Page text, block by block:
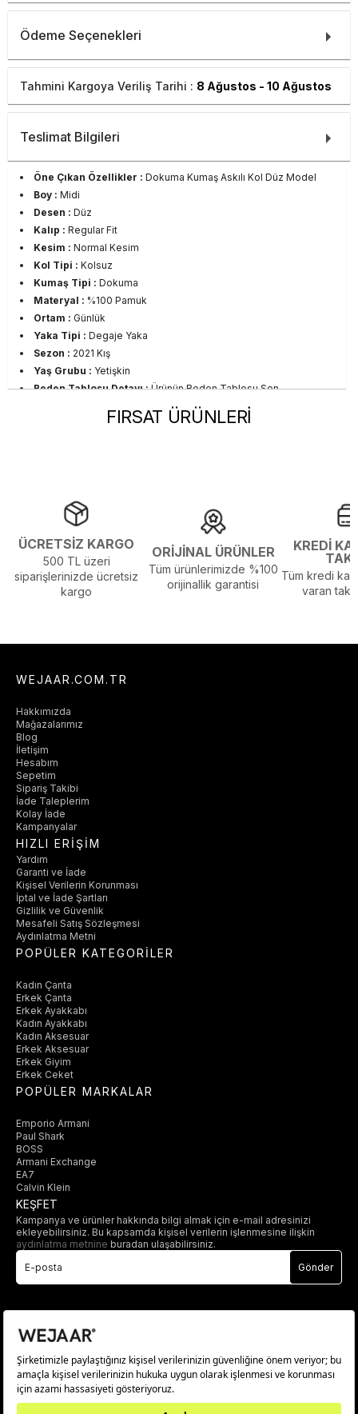
Ödeme Seçenekleri
Tahmini Kargoya Veriliş Tarihi : 8 Ağustos - 10 Ağustos
Teslimat Bilgileri
Öne Çıkan Özellikler : Dokuma Kumaş Askılı Kol Düz Model
Boy : Midi
Desen : Düz
Kalıp : Regular Fit
Kesim : Normal Kesim
Kol Tipi : Kolsuz
Kumaş Tipi : Dokuma
Materyal : %100 Pamuk
Ortam : Günlük
Yaka Tipi : Degaje Yaka
Sezon : 2021 Kış
Yaş Grubu : Yetişkin
Beden Tablosu Detayı :Ürünün Beden Tablosu Son
Görsel Açıklaması :Stüdyo Çekim Ortamında Bulunan Işık ve
FIRSAT ÜRÜNLERİ
ÜCRETSİZ KARGO
500 TL üzeri
siparişlerinizde ücretsiz
kargo
ORİJİNAL ÜRÜNLER
Tüm ürünlerimizde %100
orijinallik garantisi
KREDİ
Tüm kredi
varan
WEJAAR.COM.TR
Hakkımızda
Mağazalarımız
Blog
İletişim
Hesabım
Sepetim
Sipariş Takibi
İade Taleplerim
Kolay İade
Kampanyalar
HIZLI ERİŞİM
Yardım
Garanti ve İade
Kişisel Verilerin Korunması
İptal ve İade Şartları
Gizlilik ve Güvenlik
Mesafeli Satış Sözleşmesi
Aydınlatma Metni
POPÜLER KATEGORİLER
Kadın Çanta
Erkek Çanta
Erkek Ayakkabı
Kadın Ayakkabı
Kadın Aksesuar
Erkek Aksesuar
Erkek Giyim
Erkek Ceket
POPÜLER MARKALAR
Emporio Armani
Paul Shark
BOSS
Armani Exchange
EA7
Calvin Klein
KEŞFET
Kampanya ve ürünler hakkında bilgi almak için e-mail adresinizi
ekleyebilirsiniz. Bu kapsamda kişisel verilerin işlenmesine ilişkin
aydınlatma metnine buradan ulaşabilirsiniz.
Gönder
© 2025 wejaar.com.tr. tüm hakları saklıdır.